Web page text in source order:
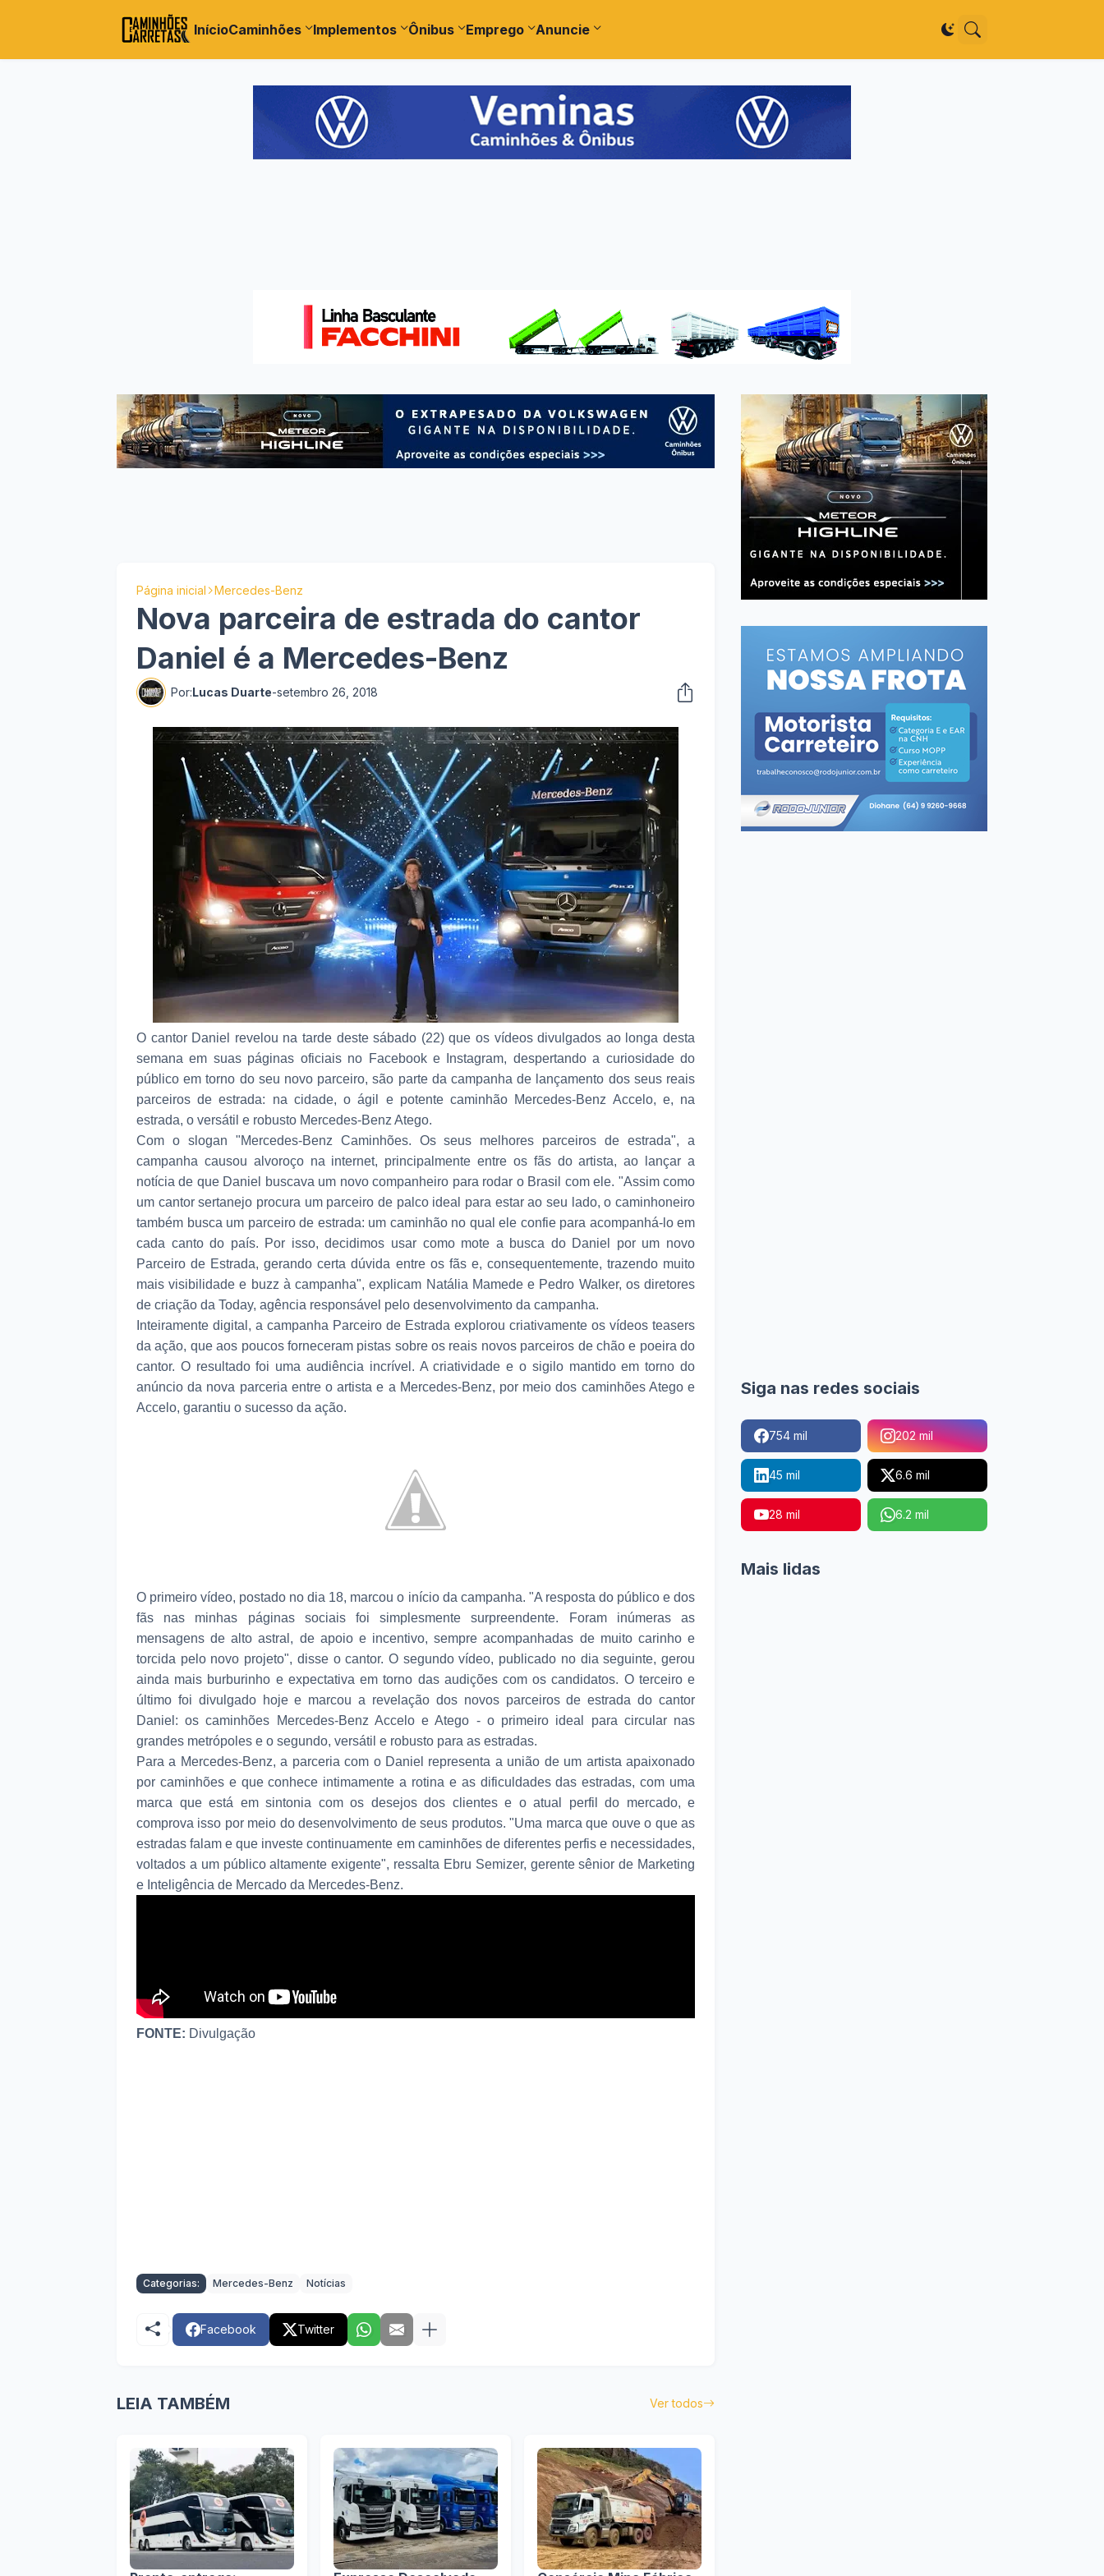
InícioCaminhões Implementos Ônibus Emprego Anuncie
Página inicial Mercedes-Benz
Nova parceira de estrada do cantor
Daniel é a Mercedes-Benz
Por:Lucas Duarte-setembro 26, 2018
O cantor Daniel revelou na tarde deste sábado (22) que os vídeos divulgados ao longa desta
semana em suas páginas oficiais no Facebook e Instagram, despertando a curiosidade do
público em torno do seu novo parceiro, são parte da campanha de lançamento dos seus reais
parceiros de estrada: na cidade, o ágil e potente caminhão Mercedes-Benz Accelo, e, na
estrada, o versátil e robusto Mercedes-Benz Atego.
Com o slogan "Mercedes-Benz Caminhões. Os seus melhores parceiros de estrada", a
campanha causou alvoroço na internet, principalmente entre os fãs do artista, ao lançar a
notícia de que Daniel buscava um novo companheiro para rodar o Brasil com ele. "Assim como
um cantor sertanejo procura um parceiro de palco ideal para estar ao seu lado, o caminhoneiro
também busca um parceiro de estrada: um caminhão no qual ele confie para acompanhá-lo em
cada canto do país. Por isso, decidimos usar como mote a busca do Daniel por um novo
Parceiro de Estrada, gerando certa dúvida entre os fãs e, consequentemente, trazendo muito
mais visibilidade e buzz à campanha", explicam Natália Mamede e Pedro Walker, os diretores
de criação da Today, agência responsável pelo desenvolvimento da campanha.
Inteiramente digital, a campanha Parceiro de Estrada explorou criativamente os vídeos teasers
da ação, que aos poucos forneceram pistas sobre os reais novos parceiros de chão e poeira do
cantor. O resultado foi uma audiência incrível. A criatividade e o sigilo mantido em torno do
anúncio da nova parceria entre o artista e a Mercedes-Benz, por meio dos caminhões Atego e
Accelo, garantiu o sucesso da ação.
O primeiro vídeo, postado no dia 18, marcou o início da campanha. "A resposta do público e dos
fãs nas minhas páginas sociais foi simplesmente surpreendente. Foram inúmeras as
mensagens de alto astral, de apoio e incentivo, sempre acompanhadas de muito carinho e
torcida pelo novo projeto", disse o cantor. O segundo vídeo, publicado no dia seguinte, gerou
ainda mais burburinho e expectativa em torno das audições com os candidatos. O terceiro e
último foi divulgado hoje e marcou a revelação dos novos parceiros de estrada do cantor
Daniel: os caminhões Mercedes-Benz Accelo e Atego - o primeiro ideal para circular nas
grandes metrópoles e o segundo, versátil e robusto para as estradas.
Para a Mercedes-Benz, a parceria com o Daniel representa a união de um artista apaixonado
por caminhões e que conhece intimamente a rotina e as dificuldades das estradas, com uma
marca que está em sintonia com os desejos dos clientes e o atual perfil do mercado, e
comprova isso por meio do desenvolvimento de seus produtos. "Uma marca que ouve o que as
estradas falam e que investe continuamente em caminhões de diferentes perfis e necessidades,
voltados a um público altamente exigente", ressalta Ebru Semizer, gerente sênior de Marketing
e Inteligência de Mercado da Mercedes-Benz.
FONTE: Divulgação
Categorias: Mercedes-Benz Notícias
Facebook Twitter
LEIA TAMBÉM Ver todos
Siga nas redes sociais
754 mil 202 mil
45 mil 6.6 mil
28 mil 6.2 mil
Mais lidas